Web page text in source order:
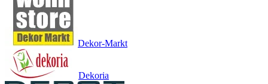
Dekor-Markt
Dekoria